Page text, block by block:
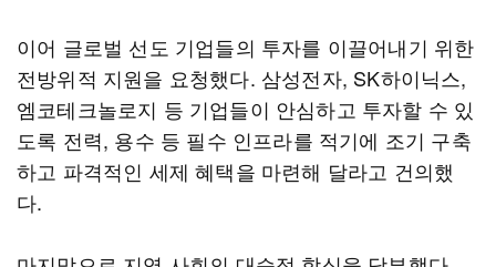
이어 글로벌 선도 기업들의 투자를 이끌어내기 위한
전방위적 지원을 요청했다. 삼성전자, SK하이닉스,
엠코테크놀로지 등 기업들이 안심하고 투자할 수 있
도록 전력, 용수 등 필수 인프라를 적기에 조기 구축
하고 파격적인 세제 혜택을 마련해 달라고 건의했
다.